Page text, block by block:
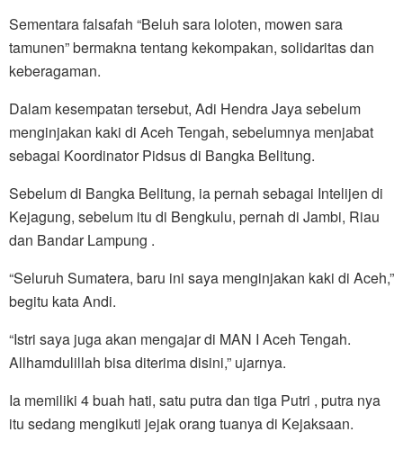
Sementara falsafah “Beluh sara loloten, mowen sara
tamunen” bermakna tentang kekompakan, solidaritas dan
keberagaman.
Dalam kesempatan tersebut, Adi Hendra Jaya sebelum
menginjakan kaki di Aceh Tengah, sebelumnya menjabat
sebagai Koordinator Pidsus di Bangka Belitung.
Sebelum di Bangka Belitung, ia pernah sebagai Intelijen di
Kejagung, sebelum itu di Bengkulu, pernah di Jambi, Riau
dan Bandar Lampung .
“Seluruh Sumatera, baru ini saya menginjakan kaki di Aceh,”
begitu kata Andi.
“Istri saya juga akan mengajar di MAN I Aceh Tengah.
Allhamdulillah bisa diterima disini,” ujarnya.
Ia memiliki 4 buah hati, satu putra dan tiga Putri , putra nya
itu sedang mengikuti jejak orang tuanya di Kejaksaan.